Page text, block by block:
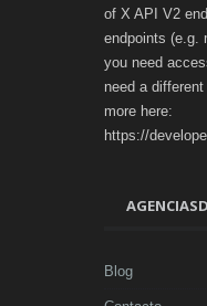
of X API V2
endpoints (e.g.
you need
need a
more here:
https://
Blog